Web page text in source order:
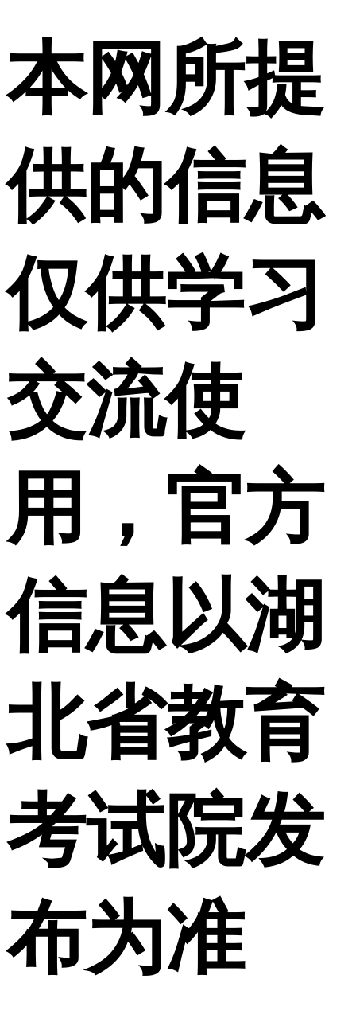
本网所提
供的信息
仅供学习
交流使
用，官方
信息以湖
北省教育
考试院发
布为准